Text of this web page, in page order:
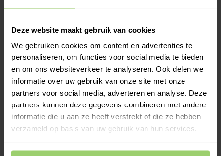
Deze website maakt gebruik van cookies
We gebruiken cookies om content en advertenties te
personaliseren, om functies voor social media te bieden
en om ons websiteverkeer te analyseren. Ook delen we
informatie over uw gebruik van onze site met onze
partners voor social media, adverteren en analyse. Deze
partners kunnen deze gegevens combineren met andere
informatie die u aan ze heeft verstrekt of die ze hebben
verzameld op basis van uw gebruik van hun services.